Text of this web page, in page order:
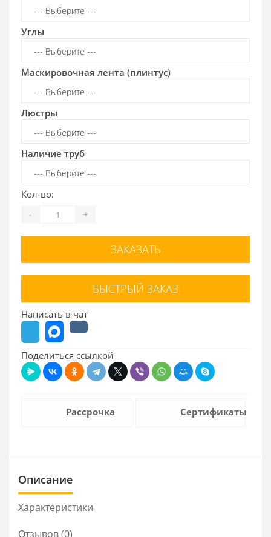
Углы
Маскировочная лента (плинтус)
Люстры
Наличие труб
Кол-во:
- +
ЗАКАЗАТЬ
БЫСТРЫЙ ЗАКАЗ
Написать в чат
Поделиться ссылкой
Рассрочка Сертификаты
Описание
Характеристики
Отзывов (0)